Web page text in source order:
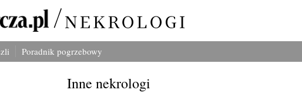
Poradnik pogrzebowy
Inne nekrologi